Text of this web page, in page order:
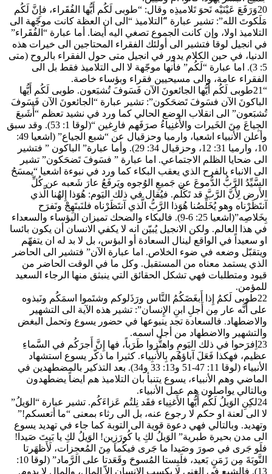
20وَرَفَعَ عَيْنَيْه نَحوَ تَلاميذِه وقال: “طوبى لَكُم أَيُّها الفُقَراء، فإِنَّ لَكُم
مَلَكوتَ الله”: تشير عبارة “َالتلاميذ “الى ان العظة كانت موجّهة الى
التلاميذ اولا، وإن كانت الجموع تصغي اليه أيضا. أما عبارة “الفُقَراء”
في انجيل لوقا فتشير الى أولئك الفقراء المحتاجين الى خيرات هذه
الدنيا، في حين الكلام يدور في انجيل متى حول الفقراء بالروح (متى
5: 3). اما عبارة “لَكُم” فأنها موجّهة لا الى التلاميذ فقط بل الى
الفقراء عامة، والى مسيحيين فقراء وبؤساء خاصة.
“21طوبى لَكُم أَيُّها الجائعونَ الآن فَسَوفَ تُشبَعون. طوبى لَكُم أَيُّها
الباكونَ الآن فسَوفَ تَضحَكون”: تشير عبارة “الجائعونَ الآن فَسَوفَ
تُشبَعون” الى انقلاب الوضع الحالي كما ورد في نشيد تعظم “أَشَبعَ
الجِياعَ مِنَ الخَيرات والأَغنِياءُ صرَفَهم فارِغين “(لوقا 1: 53). وقد سبق
وأعلن الأنبياء اشعيا، وارميا وحزقيال عن “شبع الجياع” (اشعيا 49:
10، وارميا 31: 12، وحزقيال 34: 29). وأما عبارة” الباكون ” فتشير
الى ضحايا الظلم الاجتماعي. اما عبارة ” فسَوفَ تَضحَكون” تشير
الى الانباء بالفرح الذي يعقب البكاء كما ورد في نبوءة اشعيا “يمسَحُ
السَّيِّدُ الرَّبُّ الدُّموعَ عن جَميعِ الوُجوه ويَرفَعُ عارَ شَعبه عن كُلِّ
الأَرض لِأَنَّ الرَّبَّ قد تَكَلَّم. فيُقال في ذلك اليَوم: هُوَذا إِلهُنا الَّذي
آنتَظَرْناه وهو يُخَلِّصُنا هُوَذا الرَّبُّ الَّذي آنتَظَرْناه فلنَبتَهِجْ ونَفرَح
بِخَلاصِه”(اشعيا 25: 6-9). فالبكاء والضحك تميزان البؤساء والسعداء
في هذا العالم. ولكن الانجيل يُبيّن انه لا يكفي الانسان أن يكون بائسا
او سعيداً في الواقع لينال السعادة أو البؤس، بل لا بد له ان يتفهّم
ويتقبّل وضعه في ضوء الخلاص. اما عبارة الآن” فتشير الى الحاضر
الذي يستمد معناه من المستقبل. وكل ما في الوقت الحاضر من
قيود ومتطلبات فهي تشكل الحقائق التي ينبثق منها الرجاء السعيد
للمؤمن.
22طوبى لَكمُ إِذا أَبغَضَكُمُ النَّاس ورَذَلوكم وشتَموا اسمَكُم ونَبذوه
على أَنَّه عار مِن أَجلِ ابنِ الإِنسان”: تشير هذه الآية الى التشهير
والاضطهاد. فالسعادة تجد ينبوعها في حضور يسوع وتحمل البغض
والتشهير والاضطهاد من أجل اسمه.
23اِفرَحوا في ذلك اليَومِ واهتُّزوا طَرَباً، فها إِنَّ أَجرَكُم في السَّماءِ
عظيم، فهكذا فَعَلَ آباؤهُم بِالأَنبِياء. كثيرا ما ذكّر يسوع استشهاد
الأنبياء (لوقا 11: 47-51 و13: 33 و34). بعد التذكير بالمضطهدين في
الماضي وهم الأنبياء، يسوع يتنبأ بان التلاميذ هم ايضاً يضطهدون
وبالتالي يواصلون هم عمل الأنبياء.
24لكِنِ الوَيلُ لَكُم أَيُّها الأَغنِياء فقَد نِلتُم عَزاءَكُم. تشير عبارة “الوَيلُ”
لا الى لعنة او حكم لا رجوع عنه، بل الى رثاء بمعنى “ما أتعسكم!”
وتهديد. وبالتالي فهي دعوة قوية الى التوبة كما جاء في تهديد يسوع
الى مدن بحيرة طبرية” الوَيلُ لكِ يا كُورَزِين! الوَيلُ لكِ يا بَيتَ صَيدا!
فلَو جَرى في صورَ وصَيدا ما جَرى فيكُما مِنَ المُعجِزات، لَأَظهَرتا
التَّوبَةَ مِن زَمَنٍ بَعيد، فلَبِستا المُسوحَ وقَعَدتا على الرَّماد” (لوقا 10:
13). فالشبع في الغنى لا يكسب الانسان الاّ المال، والمال لا يدوم.